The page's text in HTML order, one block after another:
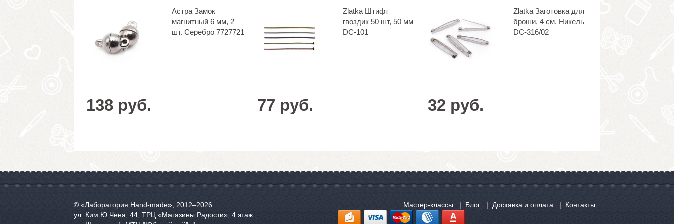
Астра Замок
магнитный 6 мм, 2
шт. Серебро 7727721
138 руб.
Zlatka Штифт
гвоздик 50 шт, 50 мм
DC-101
77 руб.
Zlatka Заготовка для
броши, 4 см. Никель
DC-316/02
32 руб.
© «Лаборатория Hand-made», 2012‒2026
ул. Ким Ю Чена, 44, ТРЦ «Магазины Радости», 4 этаж.
Мастер-классы Блог Доставка и оплата Контакты